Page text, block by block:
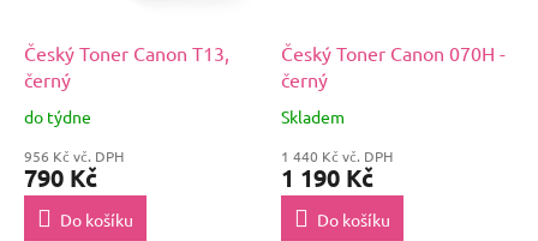
Český Toner Canon T13,
černý
do týdne
956 Kč vč. DPH
790 Kč
Do košíku
Český Toner Canon 070H -
černý
Skladem
1 440 Kč vč. DPH
1 190 Kč
Do košíku